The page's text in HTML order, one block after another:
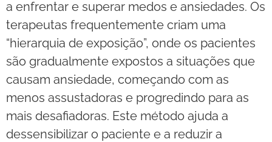
a enfrentar e superar medos e ansiedades. Os
terapeutas frequentemente criam uma
“hierarquia de exposição”, onde os pacientes
são gradualmente expostos a situações que
causam ansiedade, começando com as
menos assustadoras e progredindo para as
mais desafiadoras. Este método ajuda a
dessensibilizar o paciente e a reduzir a